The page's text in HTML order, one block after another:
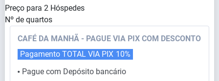
Preço para 2 Hóspedes
Nº de quartos
CAFÉ DA MANHÃ - PAGUE VIA PIX COM DESCONTO
⬤ Pague com Depósito bancário
Pagamento TOTAL VIA PIX 10%